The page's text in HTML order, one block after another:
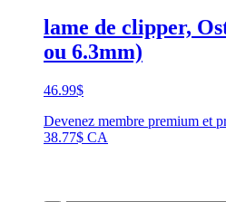
lame de clipper,
ou 6.3mm)
46.99$
Devenez membre premium et
38.77$ CA